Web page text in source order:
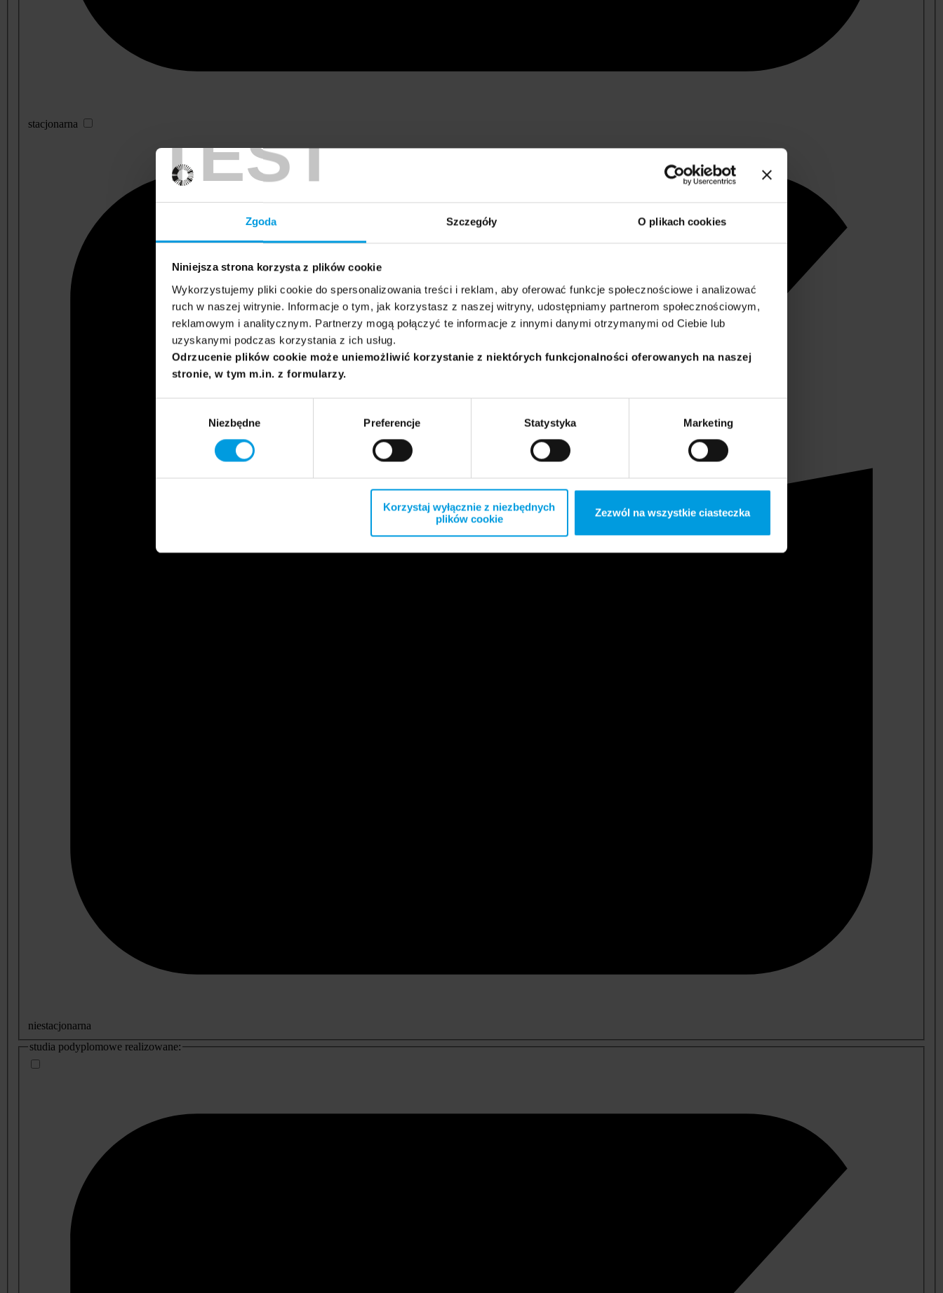
TEST
Zgoda Szczegóły O plikach cookies
Niniejsza strona korzysta z plików cookie
Wykorzystujemy pliki cookie do spersonalizowania treści i reklam, aby oferować funkcje społecznościowe i analizować
ruch w naszej witrynie. Informacje o tym, jak korzystasz z naszej witryny, udostępniamy partnerom społecznościowym,
reklamowym i analitycznym. Partnerzy mogą połączyć te informacje z innymi danymi otrzymanymi od Ciebie lub
uzyskanymi podczas korzystania z ich usług.
Odrzucenie plików cookie może uniemożliwić korzystanie z niektórych funkcjonalności oferowanych na naszej
stronie, w tym m.in. z formularzy.
Niezbędne Preferencje Statystyka Marketing
Korzystaj wyłącznie z niezbędnych
plików cookie
Zezwól na wszystkie ciasteczka
stacjonarna
niestacjonarna
studia podyplomowe realizowane: